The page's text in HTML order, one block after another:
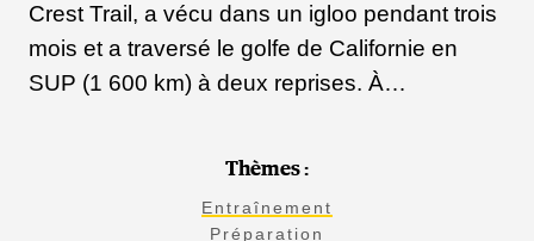
Crest Trail, a vécu dans un igloo pendant trois
mois et a traversé le golfe de Californie en
SUP (1 600 km) à deux reprises. À…
Thèmes :
Entraînement
Préparation